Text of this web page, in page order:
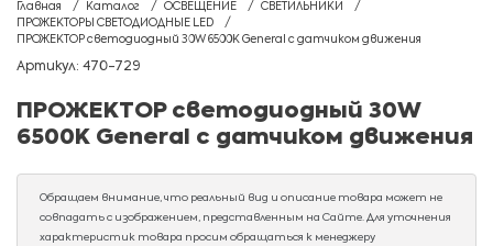
Главная Каталог ОСВЕЩЕНИЕ
СВЕТИЛЬНИКИ
ПРОЖЕКТОРЫ СВЕТОДИОДНЫЕ LED
ПРОЖЕКТОР светодиодный 30W 6500К General с датчиком движения
Артикул: 470-729
ПРОЖЕКТОР светодиодный 30W
6500К General с датчиком движения
Обращаем внимание, что реальный вид и описание товара может не
совпадать с изображением, представленным на Сайте. Для уточнения
характеристик товара просим обращаться к менеджеру